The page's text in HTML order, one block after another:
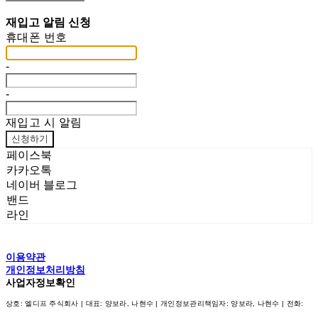
재입고 알림 신청
휴대폰 번호
-
-
재입고 시 알림
신청하기
페이스북
카카오톡
네이버 블로그
밴드
라인
이용약관
개인정보처리방침
사업자정보확인
상호: 엘디프 주식회사 | 대표: 양보라, 나현수 | 개인정보관리책임자: 양보라, 나현수 | 전화: